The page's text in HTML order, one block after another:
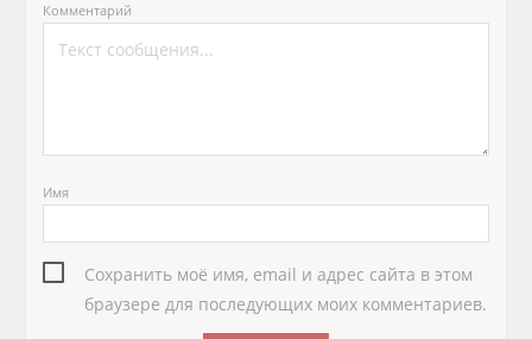
Комментарий
Имя
Сохранить моё имя, email и адрес сайта в этом
браузере для последующих моих комментариев.